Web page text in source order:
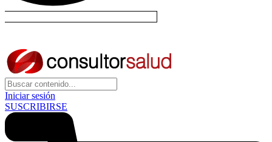
Iniciar sesión
SUSCRIBIRSE